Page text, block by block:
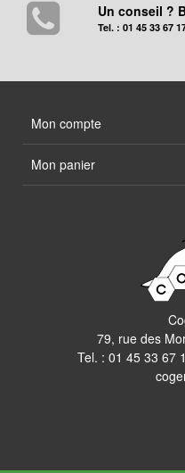
Un conseil ?
Tel. : 01 45 33 67
Mon compte
Mon panier
79, rue des
Tel. : 01 45 33 67